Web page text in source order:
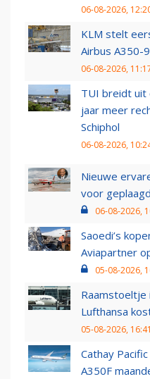
06-08-2026,
KLM stelt
Airbus A350-
06-08-2026,
TUI breidt uit
jaar meer
Schiphol
06-08-2026,
Nieuwe
voor
06-08-2026,
Saoedi’s
Aviapartner
05-08-2026,
Raamstoeltje
Lufthansa
05-08-2026, 16:41
Cathay
A350F